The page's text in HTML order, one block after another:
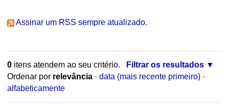
Assinar um RSS sempre atualizado.
0itens atendem ao seu critério.
Filtrar os resultados
Ordenar por relevância · data (mais recente primeiro) ·
alfabeticamente